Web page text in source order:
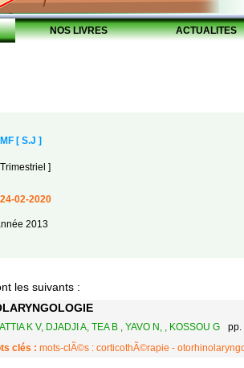
NOS LIVRES ACTUALITES
.::.
[ S.J ]
]
02-2020
2013
les suivants :
K V, DJADJI A, TEA B , YAVO N, , KOSSOU G
pp.
clés : mots-clÃ©s : corticothÃ©rapie -